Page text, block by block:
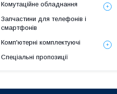
Комутаційне обладнання
Запчастини для телефонів і
смартфонів
Комп'ютерні комплектуючі
Спеціальні пропозиції